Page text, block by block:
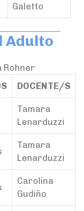
Galetto
Adulto
Rohner
DOCENTE/S
Tamara
Lenarduzzi
Tamara
Lenarduzzi
Carolina
Gudiño